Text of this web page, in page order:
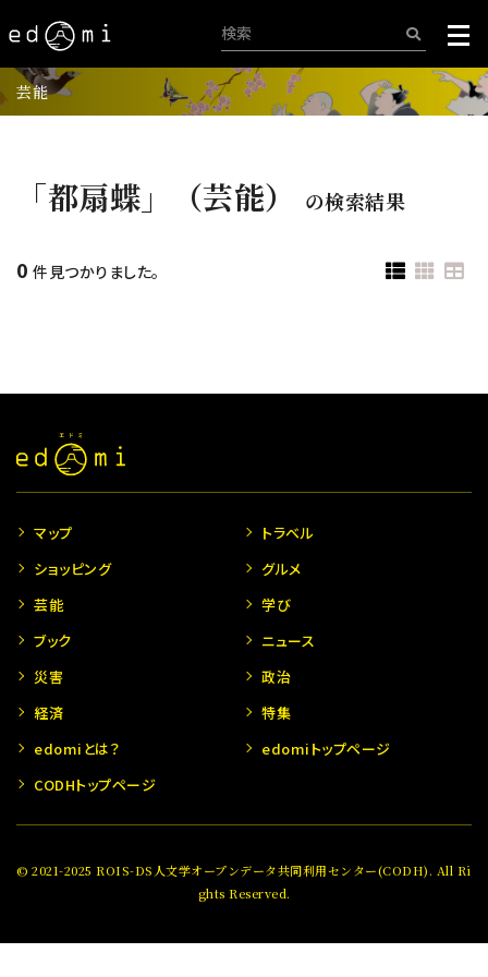
芸能
「都扇蝶」（芸能） の検索結果
0 件見つかりました。
マップ
トラベル
ショッピング
グルメ
芸能
学び
ブック
ニュース
災害
政治
経済
特集
edomiとは？
edomiトップページ
CODHトップページ
© 2021-2025 ROIS-DS人文学オープンデータ共同利用センター(CODH). All Ri
ghts Reserved.